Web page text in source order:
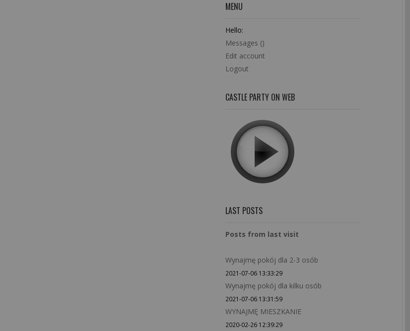
MENU
Hello:
Messages ()
Edit account
Logout
CASTLE PARTY ON WEB
LAST POSTS
Posts from last visit
Wynajmę pokój dla 2-3 osób
2021-07-06 13:33:29
Wynajmę pokój dla kilku osób
2021-07-06 13:31:59
WYNAJMĘ MIESZKANIE
2020-02-26 12:39:29